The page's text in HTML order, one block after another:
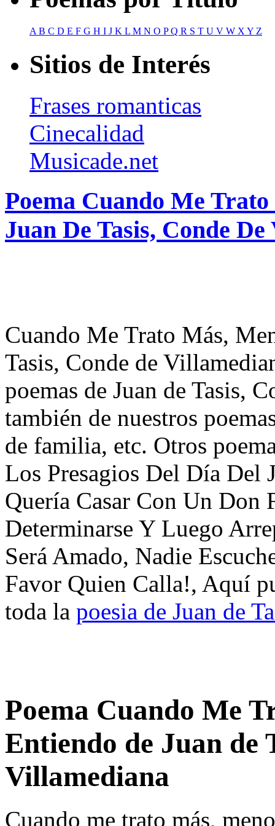
A B C D E F G H I J K L M N O PQ R S T U V W X Y Z
Sitios de Interés
Frases romanticas
Cinecalidad
Musicade.net
Poema Cuando Me
Juan De Tasis, Conde
Cuando Me Trato Más,
Tasis, Conde de
poemas de Juan de Tasis,
también de nuestros
de familia, etc. Otros
Los Presagios Del Día Del
Quería Casar Con Un Don
Determinarse Y Luego
Será Amado, Nadie
Favor Quien Calla!, Aquí
toda la poesia de Juan de
Poema Cuando Me
Entiendo de Juan de
Villamediana
Cuando me trato más,